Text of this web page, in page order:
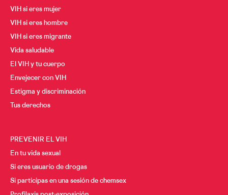
VIH si eres mujer
VIH si eres hombre
VIH si eres migrante
Vida saludable
El VIH y tu cuerpo
Envejecer con VIH
Estigma y discriminación
Tus derechos
PREVENIR EL VIH
En tu vida sexual
Si eres usuario de drogas
Si participas en una sesión de chemsex